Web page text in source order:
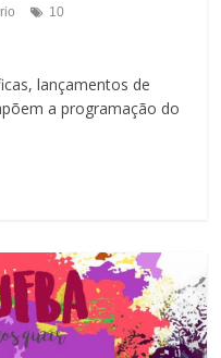
10
lançamentos de
a programação do